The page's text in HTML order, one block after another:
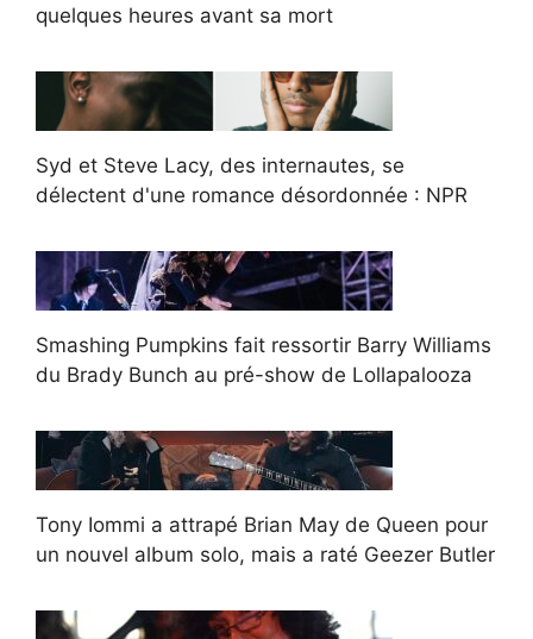
quelques heures avant sa mort
Syd et Steve Lacy, des internautes, se
délectent d'une romance désordonnée : NPR
Smashing Pumpkins fait ressortir Barry Williams
du Brady Bunch au pré-show de Lollapalooza
Tony Iommi a attrapé Brian May de Queen pour
un nouvel album solo, mais a raté Geezer Butler